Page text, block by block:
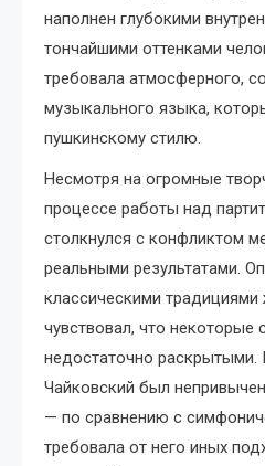
наполнен глубокими
тончайшими оттенками
требовала атмосферного,
музыкального языка,
пушкинскому стилю.
Несмотря на огромные
процессе работы над
столкнулся с конфликтом
реальными результатами.
классическими
чувствовал, что некоторые
недостаточно раскрытыми.
Чайковский был
— по сравнению с
требовала от него иных